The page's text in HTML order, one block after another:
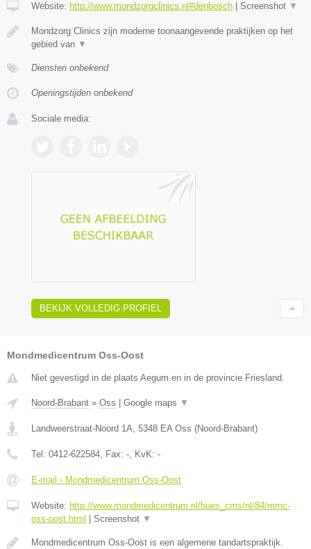
Website: http://www.mondzorgclinics.nl#denbosch Screenshot ▼
Mondzorg Clinics zijn moderne toonaangevende praktijken op het
gebied van ▼
Diensten onbekend
Openingstijden onbekend
Sociale media:
BEKIJK VOLLEDIG PROFIEL
Mondmedicentrum Oss-Oost
Niet gevestigd in de plaats Aegum en in de provincie Friesland.
Noord-Brabant » Oss Google maps ▼
Landweerstraat-Noord 1A 5348 EA Oss (Noord-Brabant)
Tel: 0412-622584 , Fax: - , KvK: -
E-mail › Mondmedicentrum Oss-Oost
Website: http://www.mondmedicentrum.nl/bues_cms/nl/84/mmc-
oss-oost.html
Screenshot ▼
Mondmedicentrum Oss-Oost is een algemene tandartspraktijk.